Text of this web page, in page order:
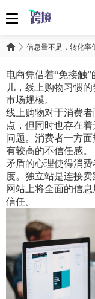
信息量不足，转化率
电商凭借着“免接触
儿，线上购物习惯
市场规模。
线上购物对于消费
点，但同时也存在
问题。消费者一方
有较高的不信任感。
矛盾的心理使得消
度。独立站是连接
网站上将全面的信
信任。